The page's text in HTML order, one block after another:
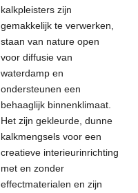
kalkpleisters zijn
gemakkelijk te verwerken,
staan ​​van nature open
voor diffusie van
waterdamp en
ondersteunen een
behaaglijk binnenklimaat.
Het zijn gekleurde, dunne
kalkmengsels voor een
creatieve interieurinrichting
met en zonder
effectmaterialen en zijn